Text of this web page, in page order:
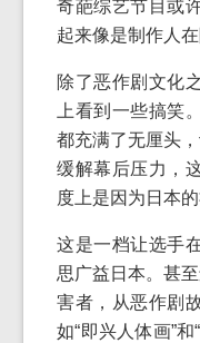
奇葩综艺节目或
起来像是制作人
除了恶作剧文化
上看到一些搞笑
都充满了无厘头
缓解幕后压力，
度上是因为日本
这是一档让选手
思广益日本。甚
害者，从恶作剧
如“即兴人体画”